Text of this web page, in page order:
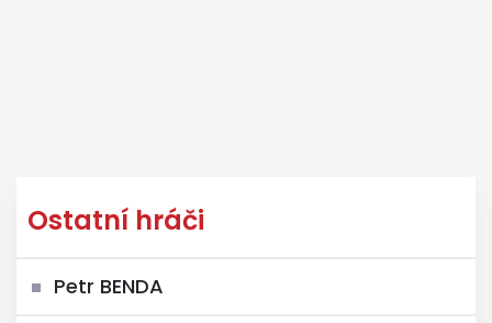
Ostatní hráči
Petr BENDA